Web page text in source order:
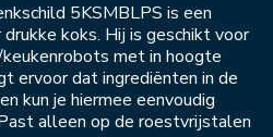
5KSMBLPS is een
koks. Hij is geschikt voor
met in hoogte
ervoor dat ingrediënten in de
kun je hiermee eenvoudig
alleen op de roestvrijstalen